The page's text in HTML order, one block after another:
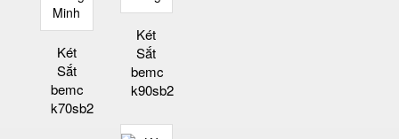
Két
Sắt
bemc
k70sb2
Két
Sắt
bemc
k90sb2